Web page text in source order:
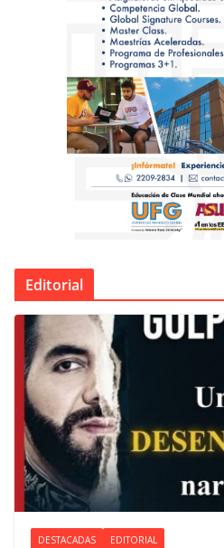
Editorial
DESTACADAS EDITORIAL